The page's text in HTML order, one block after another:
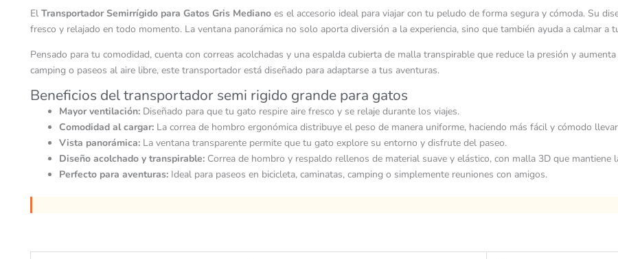
El Transportador Semirrígido para Gatos Gris Mediano es el accesorio ideal para viajar con tu peludo de forma segura y cómoda. Su
fresco y relajado en todo momento. La ventana panorámica no solo aporta diversión a la experiencia, sino que también ayuda a calmar
Pensado para tu comodidad, cuenta con correas acolchadas y una espalda cubierta de malla transpirable que reduce la presión y
camping o paseos al aire libre, este transportador está diseñado para adaptarse a tus aventuras.
Beneficios del transportador semi rigido grande para gatos
Mayor ventilación: Diseñado para que tu gato respire aire fresco y se relaje durante los viajes.
Comodidad al cargar: La correa de hombro ergonómica distribuye el peso de manera uniforme, haciendo más fácil y cómodo
Vista panorámica: La ventana transparente permite que tu gato explore su entorno y disfrute del paseo.
Diseño acolchado y transpirable: Correa de hombro y respaldo rellenos de material suave y elástico, con malla 3D que mantiene
Perfecto para aventuras: Ideal para paseos en bicicleta, caminatas, camping o simplemente reuniones con amigos.